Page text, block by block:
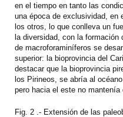
en el tiempo en tanto las
una época de exclusividad, en
los otros, lo que conlleva un
la diversidad, con la
de macroforaminíferos se
superior: la bioprovincia del
destacar que la bioprovincia
los Pirineos, se abría al
pero hacia el este no mantenía
Fig. 2 .- Extensión de las